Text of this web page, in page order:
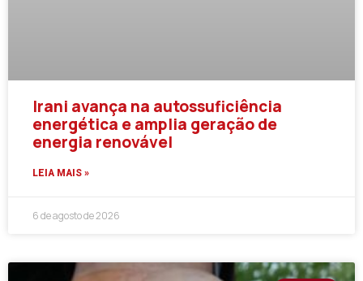
Irani avança na autossuficiência
energética e amplia geração de
energia renovável
LEIA MAIS »
6 de agosto de 2026